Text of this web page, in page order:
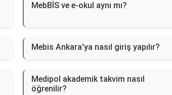
MebBİS ve e-okul aynı mı?
Mebis Ankara'ya nasıl giriş yapılır?
Medipol akademik takvim nasıl
öğrenilir?